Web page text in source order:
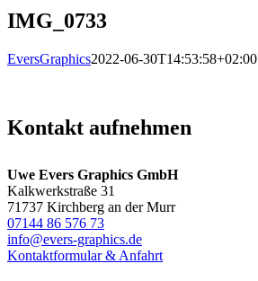
IMG_0733
EversGraphics2022-06-30T14:53:58+02:00
Kontakt aufnehmen
Uwe Evers Graphics GmbH
Kalkwerkstraße 31
71737 Kirchberg an der Murr
07144 86 576 73
info@evers-graphics.de
Kontaktformular & Anfahrt